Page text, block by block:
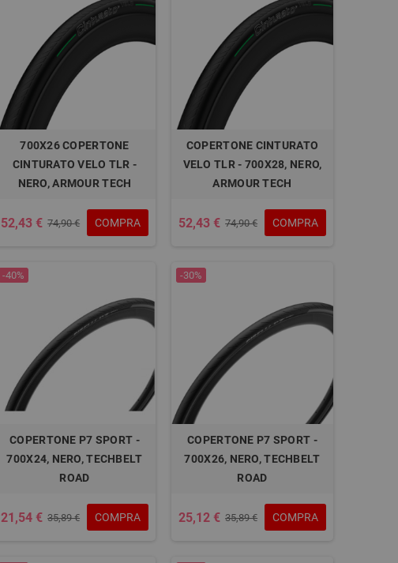
700X26 COPERTONE
CINTURATO VELO TLR -
NERO, ARMOUR TECH
52,43 € 74,90 € COMPRA
COPERTONE CINTURATO
VELO TLR - 700X28, NERO,
ARMOUR TECH
52,43 € 74,90 € COMPRA
-40%
COPERTONE P7 SPORT -
700X24, NERO, TECHBELT
ROAD
21,54 € 35,89 € COMPRA
-30%
COPERTONE P7 SPORT -
700X26, NERO, TECHBELT
ROAD
25,12 € 35,89 € COMPRA